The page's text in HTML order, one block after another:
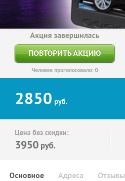
Акция завершилась
ПОВТОРИТЬ АКЦИЮ
Человек проголосовало: 0
2850 руб.
Цена без скидки:
3950 руб.
Основное Отзывы
Адреса